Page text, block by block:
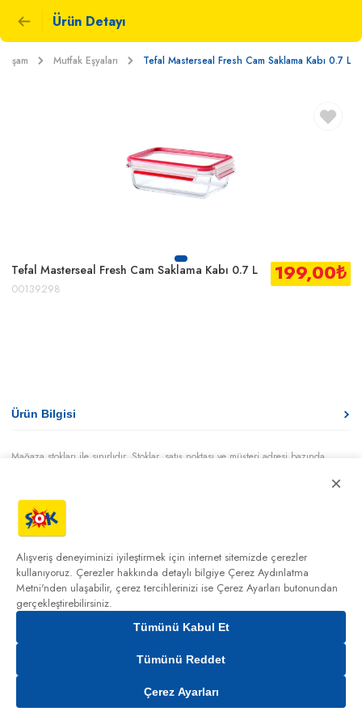
Ürün Detayı
Mutfak Eşyaları Tefal Masterseal Fresh Cam Saklama Kabı 0.7 L
Tefal Masterseal Fresh Cam Saklama Kabı 0.7 L
00139298
199,00₺
Gelince Haber Ver
Ürün Bilgisi
Mağaza stokları ile sınırlıdır. Stoklar, satış noktası ve müşteri adresi bazında
Bu üründen en fazla
siparişlerin iptal edilmesi hakkı saklıdır.
×
Alışveriş deneyiminizi iyileştirmek için internet sitemizde çerezler
kullanıyoruz. Çerezler hakkında detaylı bilgiye Çerez Aydınlatma
Metni'nden ulaşabilir, çerez tercihlerinizi ise Çerez Ayarları butonundan
gerçekleştirebilirsiniz.
Tümünü Kabul Et
Tümünü Reddet
Çerez Ayarları